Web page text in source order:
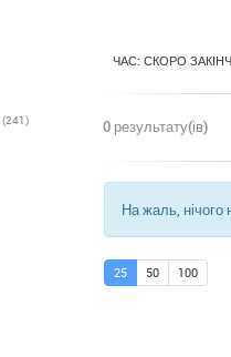
(241)
ЧАС: СКОРО
0 результату(ів)
На жаль, нічого
25 50 100